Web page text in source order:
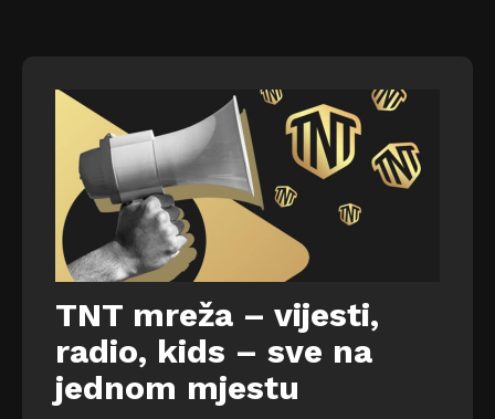
TNT mreža – vijesti,
radio, kids – sve na
jednom mjestu